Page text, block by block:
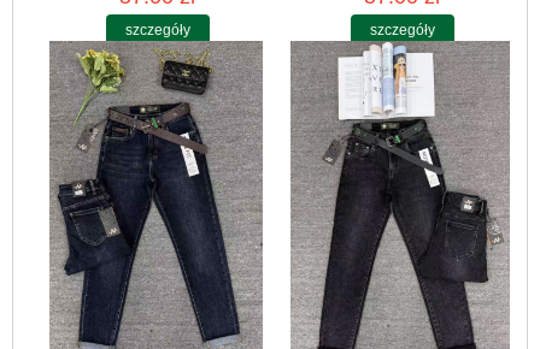
szczegóły szczegóły